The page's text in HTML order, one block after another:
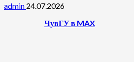
admin 24.07.2026
ЧувГУ в MAX